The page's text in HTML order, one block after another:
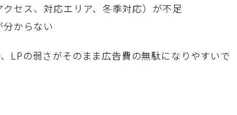
セス、対応エリア、冬季対応）が不足
からない
LPの弱さがそのまま広告費の無駄になりやすいで